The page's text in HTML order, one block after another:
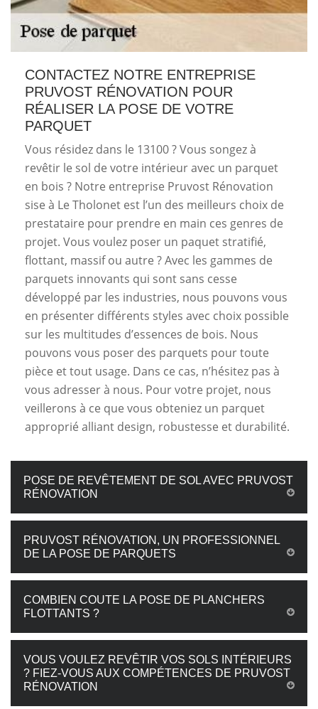
CONTACTEZ NOTRE ENTREPRISE
PRUVOST RÉNOVATION POUR
RÉALISER LA POSE DE VOTRE
PARQUET
Vous résidez dans le 13100 ? Vous songez à
revêtir le sol de votre intérieur avec un parquet
en bois ? Notre entreprise Pruvost Rénovation
sise à Le Tholonet est l’un des meilleurs choix de
prestataire pour prendre en main ces genres de
projet. Vous voulez poser un paquet stratifié,
flottant, massif ou autre ? Avec les gammes de
parquets innovants qui sont sans cesse
développé par les industries, nous pouvons vous
en présenter différents styles avec choix possible
sur les multitudes d’essences de bois. Nous
pouvons vous poser des parquets pour toute
pièce et tout usage. Dans ce cas, n’hésitez pas à
vous adresser à nous. Pour votre projet, nous
veillerons à ce que vous obteniez un parquet
approprié alliant design, robustesse et durabilité.
POSE DE REVÊTEMENT DE SOL AVEC PRUVOST
RÉNOVATION
PRUVOST RÉNOVATION, UN PROFESSIONNEL
DE LA POSE DE PARQUETS
COMBIEN COUTE LA POSE DE PLANCHERS
FLOTTANTS ?
VOUS VOULEZ REVÊTIR VOS SOLS INTÉRIEURS
? FIEZ-VOUS AUX COMPÉTENCES DE PRUVOST
RÉNOVATION